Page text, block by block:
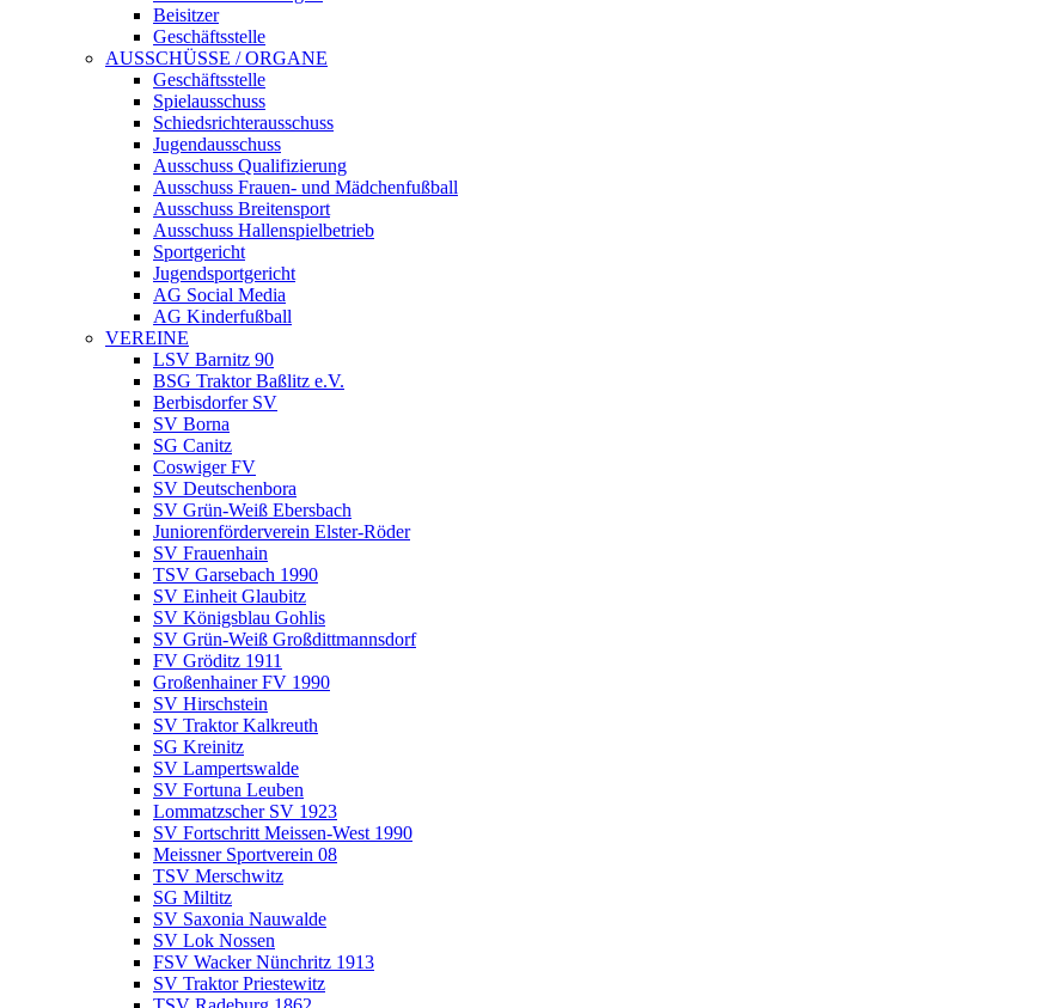
Beisitzer
Geschäftsstelle
AUSSCHÜSSE / ORGANE
Geschäftsstelle
Spielausschuss
Schiedsrichterausschuss
Jugendausschuss
Ausschuss Qualifizierung
Ausschuss Frauen- und Mädchenfußball
Ausschuss Breitensport
Ausschuss Hallenspielbetrieb
Sportgericht
Jugendsportgericht
AG Social Media
AG Kinderfußball
VEREINE
LSV Barnitz 90
BSG Traktor Baßlitz e.V.
Berbisdorfer SV
SV Borna
SG Canitz
Coswiger FV
SV Deutschenbora
SV Grün-Weiß Ebersbach
Juniorenförderverein Elster-Röder
SV Frauenhain
TSV Garsebach 1990
SV Einheit Glaubitz
SV Königsblau Gohlis
SV Grün-Weiß Großdittmannsdorf
FV Gröditz 1911
Großenhainer FV 1990
SV Hirschstein
SV Traktor Kalkreuth
SG Kreinitz
SV Lampertswalde
SV Fortuna Leuben
Lommatzscher SV 1923
SV Fortschritt Meissen-West 1990
Meissner Sportverein 08
TSV Merschwitz
SG Miltitz
SV Saxonia Nauwalde
SV Lok Nossen
FSV Wacker Nünchritz 1913
SV Traktor Priestewitz